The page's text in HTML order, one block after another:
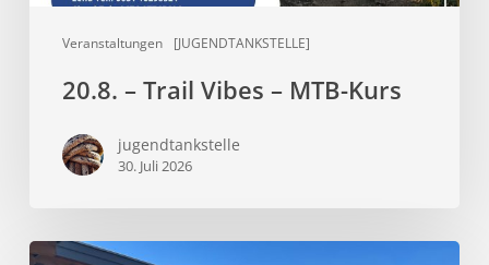
Veranstaltungen [JUGENDTANKSTELLE]
20.8. – Trail Vibes – MTB-Kurs
jugendtankstelle
30. Juli 2026
Sommer,